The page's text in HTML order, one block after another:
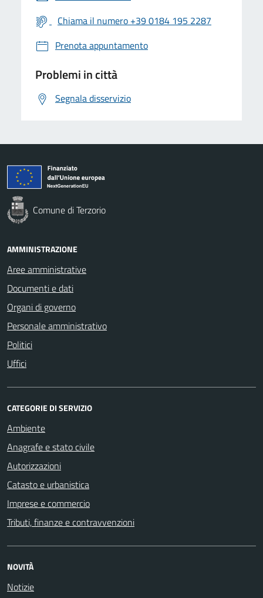
Chiama il numero +39 0184 195 2287
Prenota appuntamento
Problemi in città
Segnala disservizio
Comune di Terzorio
AMMINISTRAZIONE
Aree amministrative
Documenti e dati
Organi di governo
Personale amministrativo
Politici
Uffici
CATEGORIE DI SERVIZIO
Ambiente
Anagrafe e stato civile
Autorizzazioni
Catasto e urbanistica
Imprese e commercio
Tributi, finanze e contravvenzioni
NOVITÀ
Notizie